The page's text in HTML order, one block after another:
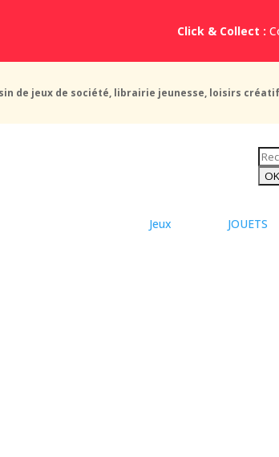
Click & Collect :
de jeux de société, librairie jeunesse, loisirs
Jeux JOUETS